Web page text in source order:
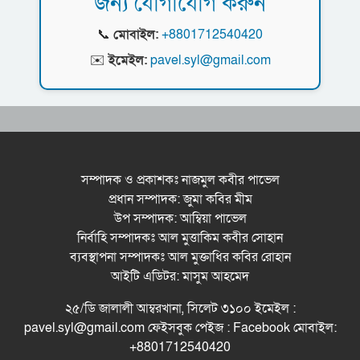
উদ্বোধন করলেন মন্ত্রী মুক্তাদির
জেলা পরিষদের প্রশাসক আবুল কাহের চৌধুরী জুলাই
স্মৃতিস্তম্ভে শ্রদ্ধা নিবেদন
সিলেট মহানগর ছাত্রশিবিরের মিছিল সম্পন্ন
ধরিত্রী রক্ষায় আমরা’র উদ্যোগে সিলেটে বৃক্ষ রোপনের
নর্থ ইস্ট ইউনিভার্সিটিতে রচনা ও আবৃত্তি
প্রতিযোগিতার পুরষ্কার বিতরণী অনুষ্ঠিত
সিকৃবি’তে জুলাই গণ-অভ্যুত্থান দিবস উপলক্ষে
বৃক্ষরোপণ কর্মসুচি পালন
রসময় মেমোরিয়াল উচ্চ বিদ্যালয়ের নতুন ভবনের
উদ্বোধন করলেন মন্ত্রী মুক্তাদির
📞 মোবাইল:+8801712540420
✉️ইমেইল: pavel.syl@gmail.com
সম্পাদক ও প্রকাশকঃ নাজমুল কবীর পাভেল
প্রধান সম্পাদক: জুমা কবির মীম
উপ সম্পাদক: আম্বিয়া পাভেল
নির্বাহি সম্পাদকঃ আল মুত্তাকিম কবীর সোহান
ব্যবস্থাপনা সম্পাদকঃ আল মুক্তাধির কবির রোহান
আইটি এডিটর: মাসুম আহমেদ
২৫/ডি জালালী আম্বরখানা, সিলেট ৩১০০ ইমেইল :
pavel.syl@gmail.com ফেইসবুক পেইজ : Facebook মোবাইল:
+8801712540420